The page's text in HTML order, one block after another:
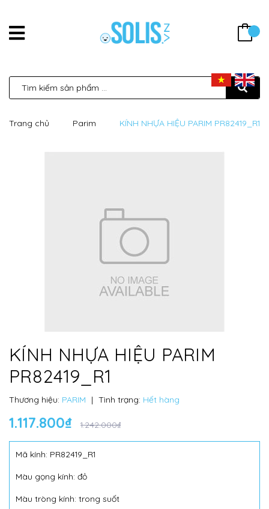
Trang chủ Parim KÍNH NHỰA HIỆU PARIM PR82419_R1
KÍNH NHỰA HIỆU PARIM
PR82419_R1
Thương hiệu: PARIM | Tình trạng: Hết hàng
1.117.800₫ 1.242.000₫
Mã kính: PR82419_R1
Màu gọng kính: đỏ
Màu tròng kính: trong suốt